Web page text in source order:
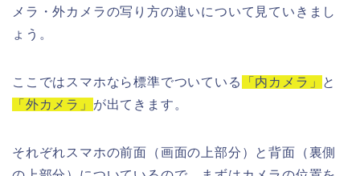
メラ・外カメラの写り方の違いについて見ていきまし
ょう。
ここではスマホなら標準でついている 「内カメラ」 と
「外カメラ」 が出てきます。
それぞれスマホの前面（画面の上部分）と背面（裏側